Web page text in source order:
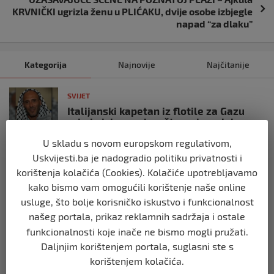
KRVNIČKI ugrizla ženu u PLIĆAKU, dvije osobe izbjegle
napad “za dlaku”
Kategorija Najnovije Najčitanije
SVIJET
Italijanski kapetan iz flotile za Gazu
primio islam nakon što su izraelske
posade
prije 10 mjeseci
SVIJET
Brod “Mikeno” probio izraelsku blokadu
i uplovio u Gazu – kapetan iz Sarajeva
vijori zastavu BiH
prije 10 mjeseci
U skladu s novom europskom regulativom,
Uskvijesti.ba je nadogradio politiku privatnosti i
korištenja kolačića (Cookies). Kolačiće upotrebljavamo
kako bismo vam omogućili korištenje naše online
usluge, što bolje korisničko iskustvo i funkcionalnost
našeg portala, prikaz reklamnih sadržaja i ostale
funkcionalnosti koje inače ne bismo mogli pružati.
Daljnjim korištenjem portala, suglasni ste s
korištenjem kolačića.